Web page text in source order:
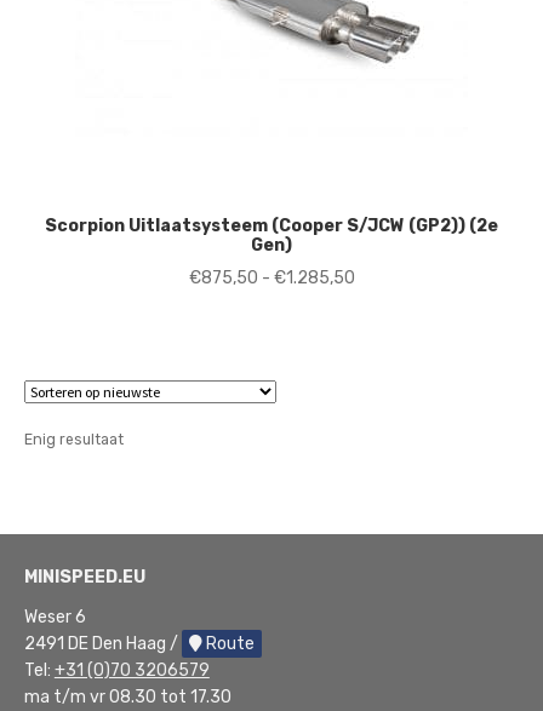
Scorpion Uitlaatsysteem (Cooper S/JCW (GP2)) (2e
Gen)
€875,50 - €1.285,50Prijsklasse:
Enig resultaat
MINISPEED.EU
Weser 6
2491 DE Den Haag /
Route
Tel: +31 (0)70 3206579
ma t/m vr 08.30 tot 17.30